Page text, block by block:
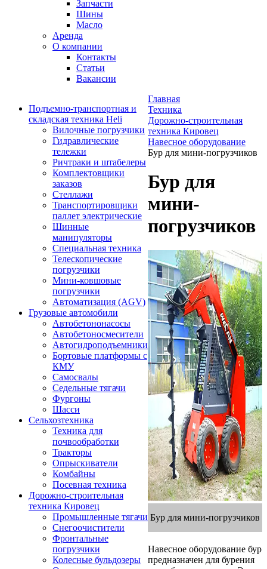
Запчасти
Шины
Масло
Аренда
О компании
Контакты
Статьи
Вакансии
Подъемно-транспортная и
складская техника Heli
Вилочные погрузчики
Гидравлические
тележки
Ричтраки и штабелеры
Комплектовщики
заказов
Стеллажи
Транспортировщики
паллет электрические
Шинные
манипуляторы
Специальная техника
Телескопические
погрузчики
Мини-ковшовые
погрузчики
Автоматизация (AGV)
Грузовые автомобили
Автобетононасосы
Автобетоносмесители
Автогидроподъемники
Бортовые платформы с
КМУ
Самосвалы
Седельные тягачи
Фургоны
Шасси
Сельхозтехника
Техника для
почвообработки
Тракторы
Опрыскиватели
Комбайны
Посевная техника
Дорожно-строительная
техника Кировец
Промышленные тягачи
Снегоочистители
Фронтальные
погрузчики
Колесные бульдозеры
Главная
Техника
Дорожно-строительная
техника Кировец
Навесное оборудование
Бур для мини-погрузчиков
Бур для
мини-
погрузчиков
Бур для мини-погрузчиков
Навесное оборудование бур
предназначен для бурения